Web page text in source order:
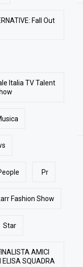
Fall Out
Italia TV Talent
Pr
Fashion Show
Star
AMICI
ELISA SQUADRA